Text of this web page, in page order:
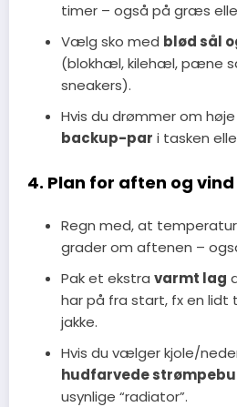
timer – også på græs
Vælg sko med blød sål
(blokhæl, kilehæl, pæne
sneakers).
Hvis du drømmer om
backup-par i tasken
4. Plan for aften og vind
Regn med, at
grader om aftenen –
Pak et ekstra varmt lag
har på fra start, fx en lidt
jakke.
Hvis du vælger kjole/
hudfarvede
usynlige “radiator”.